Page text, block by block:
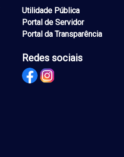
Utilidade Pública
Portal de Servidor
Portal da Transparência
Redes sociais